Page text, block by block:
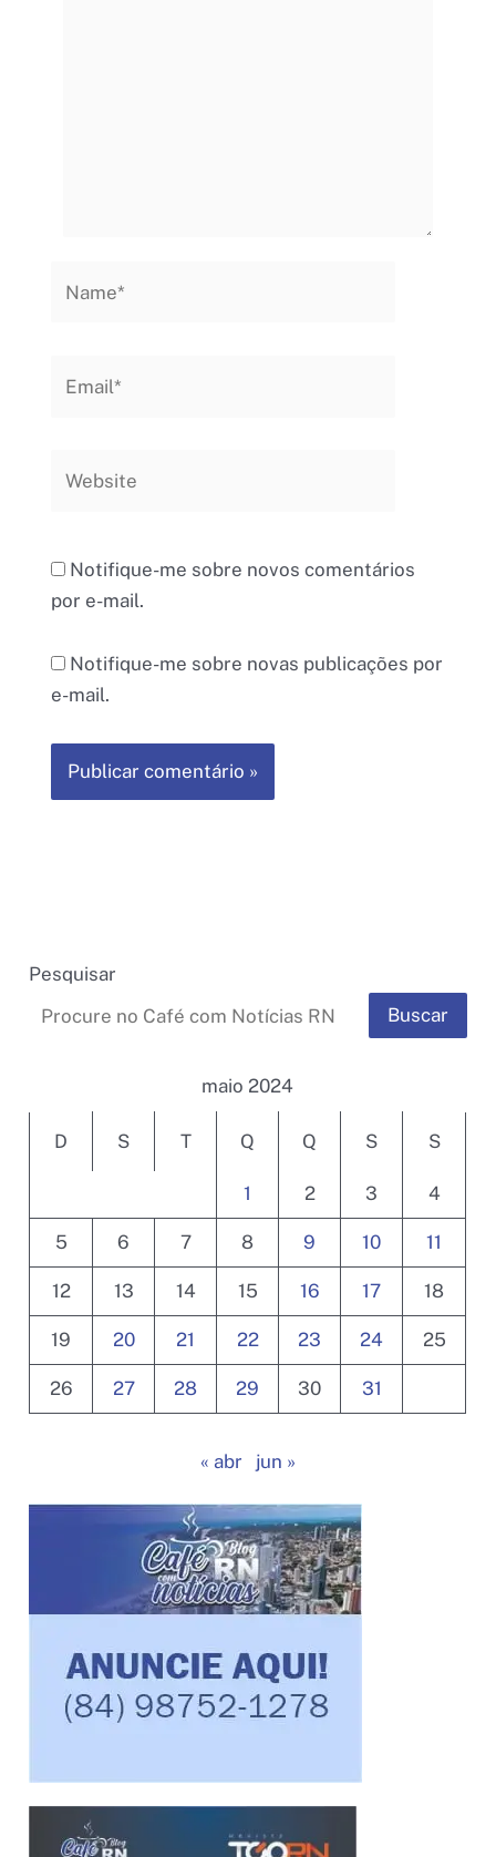
Notifique-me sobre novos comentários
por e-mail.
Notifique-me sobre novas publicações por
e-mail.
Pesquisar
Buscar
maio 2024
D S T Q Q S S
1 2 3 4
5 6 7 8 9 10 11
12 13 14 15 16 17 18
19 20 21 22 23 24 25
26 27 28 29 30 31
« abr jun »